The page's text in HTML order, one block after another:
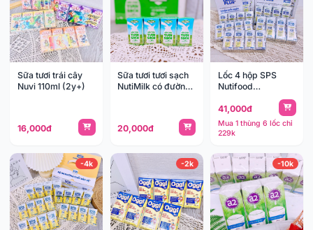
Sữa tươi trái cây
Nuvi 110ml (2y+)
16,000đ
Sữa tươi tươi sạch
NutiMilk có đường
20,000đ
Lốc 4 hộp SPS
Nutifood
GrowPLUS+ Cao
Lớn (1y+)
41,000đ
Mua 1 thùng 6 lốc chỉ
229k
-4k -2k -10k